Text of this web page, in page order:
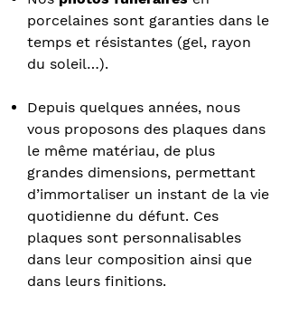
porcelaines sont garanties dans le
temps et résistantes (gel, rayon
du soleil…).
Depuis quelques années, nous
vous proposons des plaques dans
le même matériau, de plus
grandes dimensions, permettant
d’immortaliser un instant de la vie
quotidienne du défunt. Ces
plaques sont personnalisables
dans leur composition ainsi que
dans leurs finitions.